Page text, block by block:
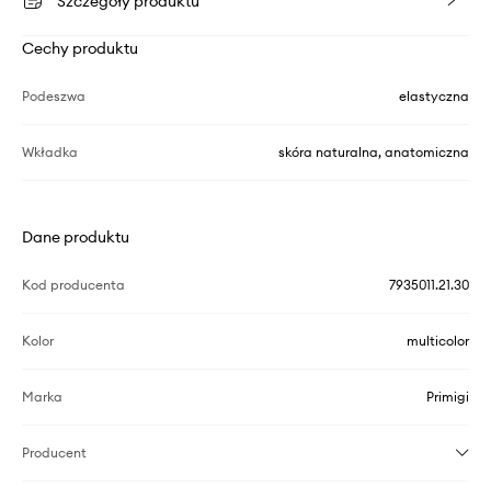
Cechy produktu
Podeszwa elastyczna
Wkładka skóra naturalna, anatomiczna
Dane produktu
Kod producenta 7935011.21.30
Kolor multicolor
Marka Primigi
Producent